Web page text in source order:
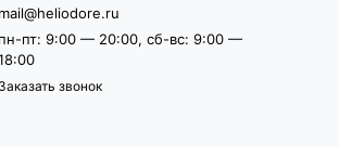
mail@heliodore.ru
пн-пт: 9:00 — 20:00, сб-вс: 9:00 —
Заказать звонок